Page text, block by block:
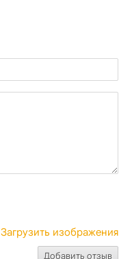
Загрузить изображения